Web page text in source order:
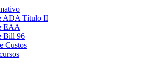
ADA Título II
EAA
Bill 96
Custos